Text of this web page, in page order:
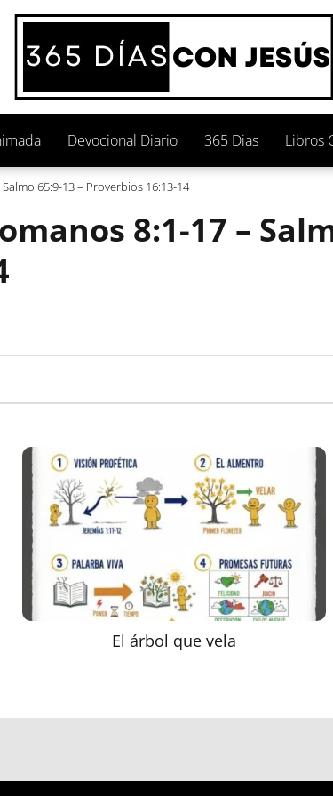
Devocional Diario 365 Dias Libros
65:9-13 – Proverbios 16:13-14
8:1-17 –
El árbol que vela